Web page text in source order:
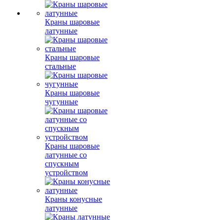
Краны шаровые
латунные
Краны шаровые
стальные
Краны шаровые
чугунные
Краны шаровые
латунные со
спускным
устройством
Краны конусные
латунные